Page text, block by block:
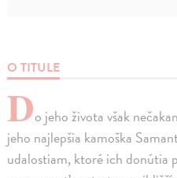
O TITULE
Do jeho života však
jeho najlepšia kamoška
udalostiam, ktoré ich donútia